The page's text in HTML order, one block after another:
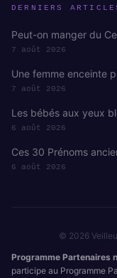
DERNIERS
Peut-on manger du
7 août 2026
Une femme enceinte
7 août 2026
Les bébés aux yeux
6 août 2026
Ces 30 Prénoms
6 août 2026
© 2026
Programme Partenaires
participe au Programme